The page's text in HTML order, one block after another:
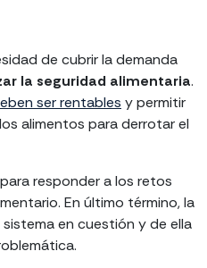
de cubrir la demanda
la seguridad alimentaria.
ser rentables y permitir
alimentos para derrotar el
responder a los retos
En último término, la
en cuestión y de ella